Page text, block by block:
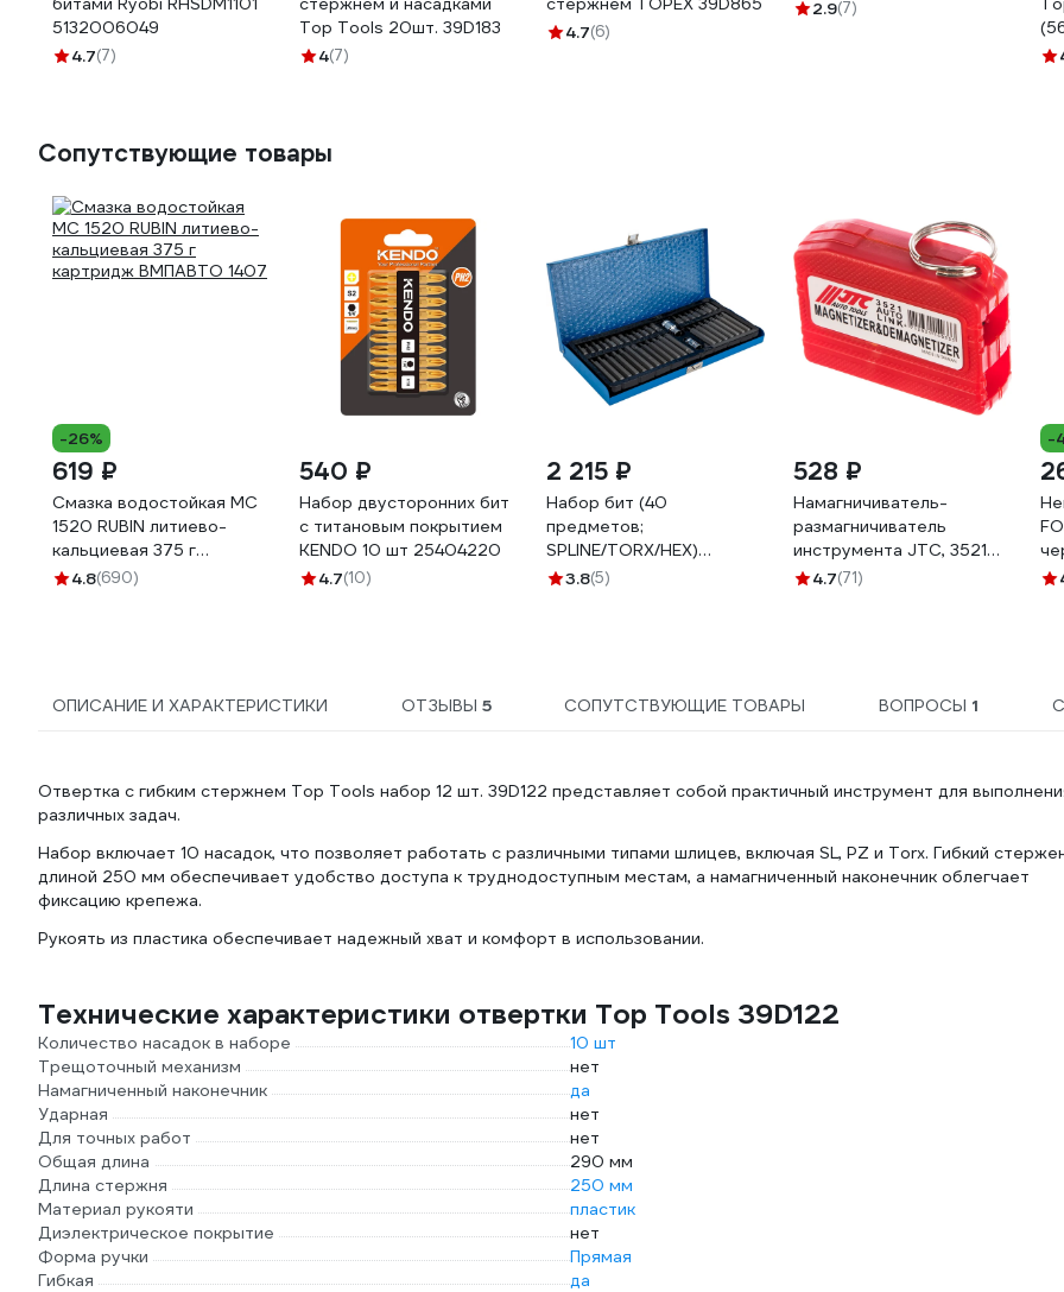
5132006049
4.7(7)
Top Tools 20шт. 39D183
4(7)
4.7(6)
2.9(7)
Сопутствующие товары
-26%
619 ₽
Смазка водостойкая МС
1520 RUBIN литиево-
кальциевая 375 г
картридж ВМПАВТО 1407
4.8(690)
540 ₽
Набор двусторонних бит
с титановым покрытием
KENDO 10 шт 25404220
4.7(10)
2 215 ₽
Набор бит (40
предметов;
SPLINE/TORX/HEX)
VERTUL VR41002
3.8(5)
528 ₽
Намагничиватель-
размагничиватель
инструмента JTC, 3521
668624
4.7(71)
-
ОПИСАНИЕ И ХАРАКТЕРИСТИКИ ОТЗЫВЫ 5 СОПУТСТВУЮЩИЕ ТОВАРЫ ВОПРОСЫ 1
Отвертка с гибким стержнем Top Tools набор 12 шт. 39D122 представляет собой практичный инструмент для
различных задач.
Набор включает 10 насадок, что позволяет работать с различными типами шлицев, включая SL, PZ и Torx. Гибкий
длиной 250 мм обеспечивает удобство доступа к труднодоступным местам, а намагниченный наконечник облегчает
фиксацию крепежа.
Рукоять из пластика обеспечивает надежный хват и комфорт в использовании.
Технические характеристики отвертки Top Tools 39D122
Количество насадок в наборе
10 шт
Трещоточный механизм
нет
Намагниченный наконечник
да
Ударная
нет
Для точных работ
нет
Общая длина
290 мм
Длина стержня
250 мм
Материал рукояти
пластик
Диэлектрическое покрытие
нет
Форма ручки
Прямая
Гибкая
да